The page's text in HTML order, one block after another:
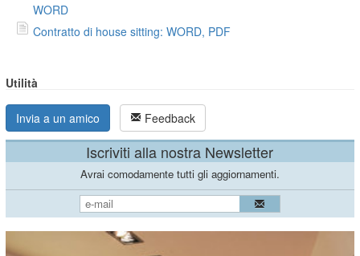
WORD
Contratto di house sitting: WORD, PDF
Utilità
Invia a un amico Feedback
Iscriviti alla nostra Newsletter
Avrai comodamente tutti gli aggiornamenti.